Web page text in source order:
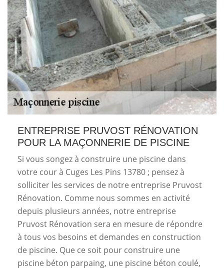
ENTREPRISE PRUVOST RÉNOVATION
POUR LA MAÇONNERIE DE PISCINE
Si vous songez à construire une piscine dans
votre cour à Cuges Les Pins 13780 ; pensez à
solliciter les services de notre entreprise Pruvost
Rénovation. Comme nous sommes en activité
depuis plusieurs années, notre entreprise
Pruvost Rénovation sera en mesure de répondre
à tous vos besoins et demandes en construction
de piscine. Que ce soit pour construire une
piscine béton parpaing, une piscine béton coulé,